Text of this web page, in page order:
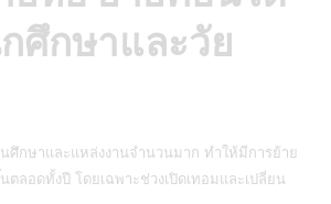
ศึกษาและวัย
ศึกษาและแหล่งงานจำนวนมาก ทำให้มีการย้าย
ลอดทั้งปี โดยเฉพาะช่วงเปิดเทอมและเปลี่ยน